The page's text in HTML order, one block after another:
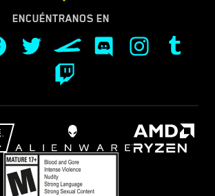
ENCUÉNTRANOS EN